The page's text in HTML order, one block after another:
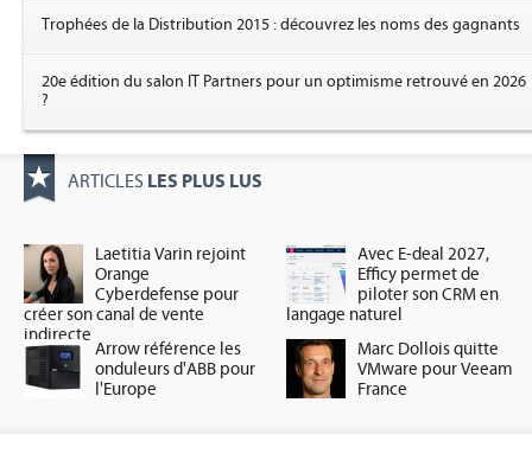
Trophées de la Distribution 2015 : découvrez les noms des gagnants
20e édition du salon IT Partners pour un optimisme retrouvé en 2026
?
ARTICLES LES PLUS LUS
Laetitia Varin rejoint
Orange
Cyberdefense pour
créer son canal de vente
indirecte
Avec E-deal 2027,
Efficy permet de
piloter son CRM en
langage naturel
Arrow référence les
onduleurs d'ABB pour
l'Europe
Marc Dollois quitte
VMware pour Veeam
France